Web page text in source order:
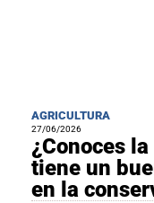
caprinos
Porcino
Post-
Cosecha
AGRICULTURA
27/06/2026
¿Conoces
tiene un
en la